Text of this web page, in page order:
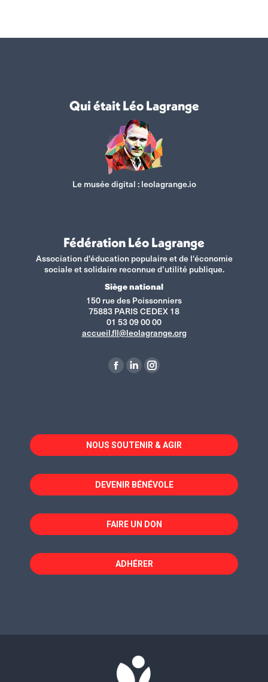
Qui était Léo Lagrange
Le musée digital : leolagrange.io
Fédération Léo Lagrange
Association d'éducation populaire et de l'économie
sociale et solidaire reconnue d’utilité publique.
Siège national
150 rue des Poissonniers
75883 PARIS CEDEX 18
01 53 09 00 00
accueil.fll@leolagrange.org
La
dans
une
fenêtre
La
dans
une
fenêtre
La
dans
une
fenêtre
NOUS SOUTENIR & AGIR
DEVENIR BÉNÉVOLE
FAIRE UN DON
ADHÉRER